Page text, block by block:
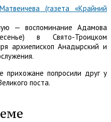
— воспоминание Адамова
в Свято-Троицком
архиепископ Анадырский и
прихожане попросили друг у
поста.